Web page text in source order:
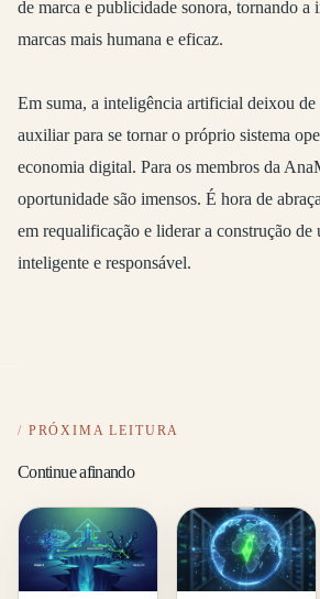
de marca e publicidade sonora, tornando a
marcas mais humana e eficaz.
Em suma, a inteligência artificial deixou de
auxiliar para se tornar o próprio sistema
economia digital. Para os membros da
oportunidade são imensos. É hora de
em requalificação e liderar a construção
inteligente e responsável.
PRÓXIMA LEITURA
Continue afinando